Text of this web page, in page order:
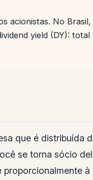
acionistas. No
yield (DY):
que é distribuída
se torna sócio